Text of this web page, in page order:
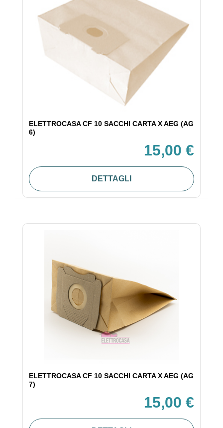
ELETTROCASA CF 10 SACCHI CARTA X AEG (AG
6)
15,00 €
DETTAGLI
ELETTROCASA CF 10 SACCHI CARTA X AEG (AG
7)
15,00 €